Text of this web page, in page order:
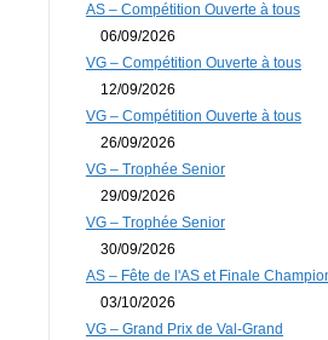
AS – Compétition Ouverte à tous
06/09/2026
VG – Compétition Ouverte à tous
12/09/2026
VG – Compétition Ouverte à tous
26/09/2026
VG – Trophée Senior
29/09/2026
VG – Trophée Senior
30/09/2026
AS – Fête de l'AS et Finale
03/10/2026
VG – Grand Prix de Val-Grand